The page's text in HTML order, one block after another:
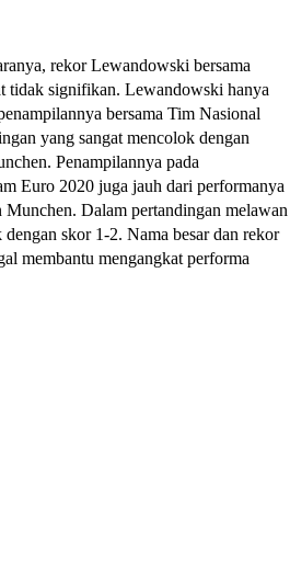
rekor Lewandowski bersama
tidak signifikan. Lewandowski hanya
bersama Tim Nasional
yang sangat mencolok dengan
Penampilannya pada
Euro 2020 juga jauh dari performanya
Munchen. Dalam pertandingan melawan
skor 1-2. Nama besar dan rekor
membantu mengangkat performa